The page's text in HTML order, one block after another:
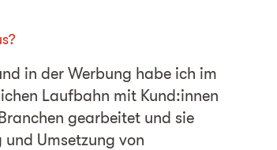
in der Werbung habe ich im
Laufbahn mit Kund:innen
gearbeitet und sie
Umsetzung von